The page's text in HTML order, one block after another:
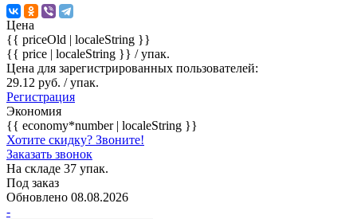
Цена
{{ priceOld | localeString }}
{{ price | localeString }} / упак.
Цена для зарегистрированных пользователей:
29.12 руб. / упак.
Регистрация
Экономия
{{ economy*number | localeString }}
Хотите скидку? Звоните!
Заказать звонок
На складе 37 упак.
Под заказ
Обновлено 08.08.2026
-